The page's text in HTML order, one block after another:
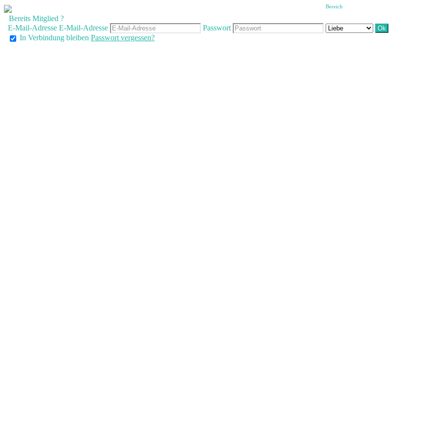
Bereits Mitglied ?
E-Mail-Adresse E-Mail-Adresse Passwort
Bereich
In Verbindung bleiben Passwort vergessen?